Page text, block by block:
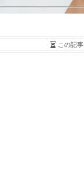
この記